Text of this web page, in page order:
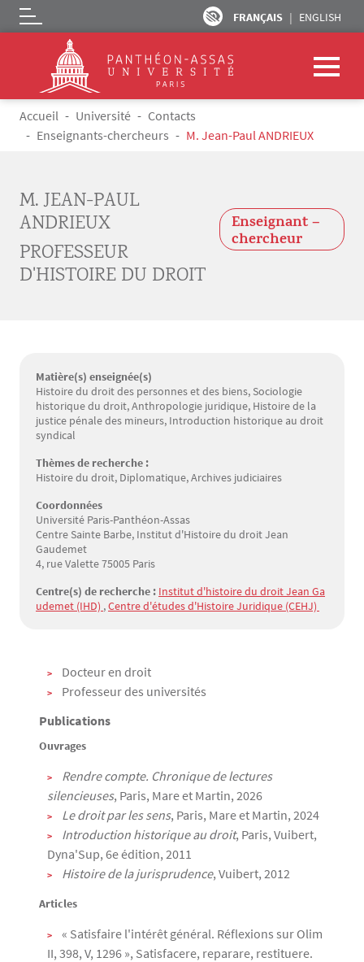
Aller au contenu principal
FRANÇAIS ENGLISH
Logo
Fil d'Ariane
Accueil Université
Contacts
Enseignants-chercheurs
M. Jean-Paul ANDRIEUX
M. JEAN-PAUL
ANDRIEUX
PROFESSEUR
D'HISTOIRE DU DROIT
Enseignant –
chercheur
Matière(s) enseignée(s)
Histoire du droit des personnes et des biens, Sociologie
historique du droit, Anthropologie juridique, Histoire de la
justice pénale des mineurs, Introduction historique au droit
syndical
Thèmes de recherche :
Histoire du droit, Diplomatique, Archives judiciaires
Coordonnées
Université Paris-Panthéon-Assas
Centre Sainte Barbe, Institut d'Histoire du droit Jean
Gaudemet
4, rue Valette 75005 Paris
Centre(s) de recherche : Institut d'histoire du droit Jean Ga
udemet (IHD) ,Centre d'études d'Histoire Juridique (CEHJ)
TexteDocteur en droit
Professeur des universités
Publications
Ouvrages
Rendre compte. Chronique de lectures
silencieuses, Paris, Mare et Martin, 2026
Le droit par les sens, Paris, Mare et Martin, 2024
Introduction historique au droit, Paris, Vuibert,
Dyna'Sup, 6e édition, 2011
Histoire de la jurisprudence, Vuibert, 2012
Articles
« Satisfaire l'intérêt général. Réflexions sur Olim
II, 398, V, 1296 », Satisfacere, reparare, restituere.